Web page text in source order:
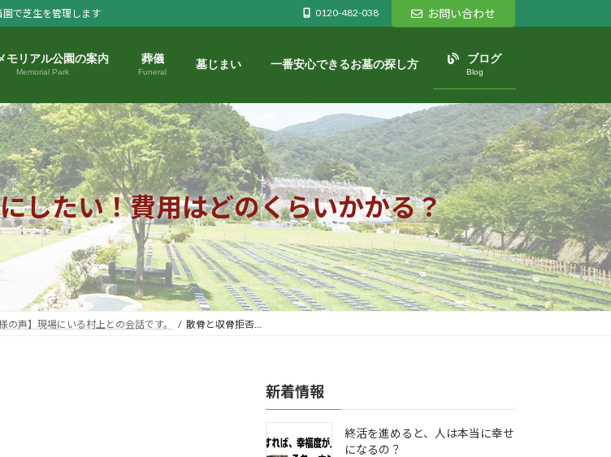
で芝生を管理します 0120-482-038 お問い合わせ
モリアル公園の案内
Memorial Park
葬儀
Funeral
墓じまい 一番安心できるお墓の探し方 ブログ
Blog
したい！費用はどのくらいかかる？
様の声】現場にいる村上との会話です。 散骨と収骨拒否...
新着情報
終活を進めると、人は本当に幸せ
になるの？